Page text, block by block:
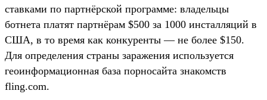
ставками по партнёрской программе: владельцы
ботнета платят партнёрам $500 за 1000 инсталляций в
США, в то время как конкуренты — не более $150.
Для определения страны заражения используется
геоинформационная база порносайта знакомств
fling.com.